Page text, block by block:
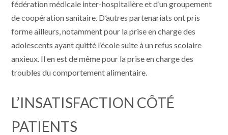
fédération médicale inter-hospitalière et d’un groupement
de coopération sanitaire. D’autres partenariats ont pris
forme ailleurs, notamment pour la prise en charge des
adolescents ayant quitté l’école suite à un refus scolaire
anxieux. Il en est de même pour la prise en charge des
troubles du comportement alimentaire.
L’INSATISFACTION CÔTÉ
PATIENTS